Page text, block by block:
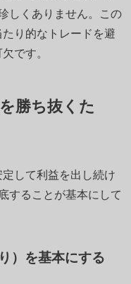
しくありません。この
たり的なトレードを避
です。
勝ち抜くた
して利益を出し続け
することが基本にして
）を基本にする